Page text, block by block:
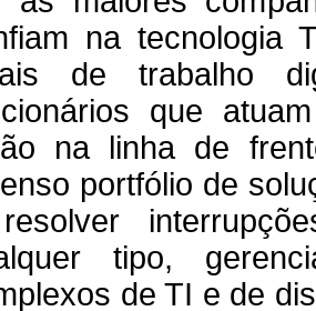
na tecnologia
de trabalho
que
na linha de
portfólio de
tipo,
de TI e de